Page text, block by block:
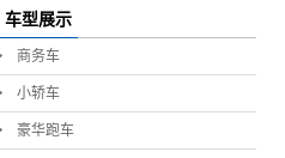
车型展示
商务车
小轿车
豪华跑车